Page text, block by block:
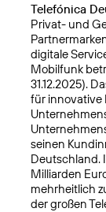
Telefónica
Privat- und
digitale
Mobilfunk
31.12.2025).
für innovative
seinen
Deutschland.
Milliarden
mehrheitlich
der großen